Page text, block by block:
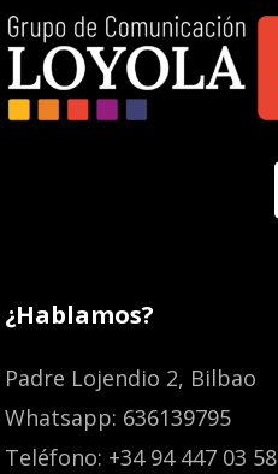
¿Hablamos?
Padre Lojendio 2, Bilbao
Whatsapp: 636139795
Teléfono: +34 94 447 03 58